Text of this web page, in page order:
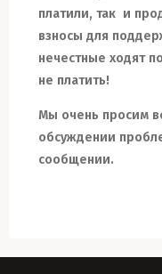
платили, так и
взносы для
нечестные ходят
не платить!
Мы очень просим
обсуждении
сообщении.